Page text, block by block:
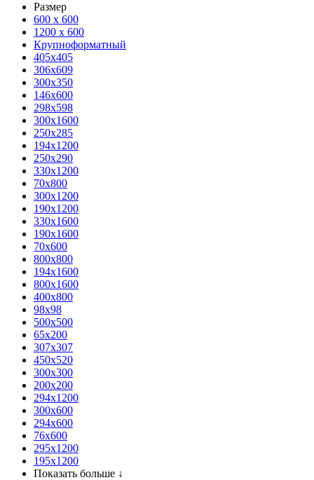
Размер
600 х 600
1200 х 600
Крупноформатный
405x405
306x609
300x350
146x600
298x598
300x1600
250x285
194x1200
250x290
330x1200
70x800
300x1200
190x1200
330x1600
190x1600
70x600
800x800
194x1600
800x1600
400х800
98x98
500x500
65x200
307x307
450x520
300x300
200x200
294x1200
300x600
294x600
76х600
295х1200
195х1200
Показать больше ↓